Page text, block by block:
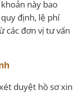
này bao
định, lệ phí
các đơn vị tư vấn
duyệt hồ sơ xin